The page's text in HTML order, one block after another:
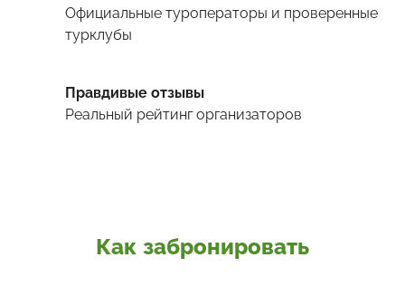
Официальные туроператоры и проверенные
турклубы
Правдивые отзывы
Реальный рейтинг организаторов
Как забронировать